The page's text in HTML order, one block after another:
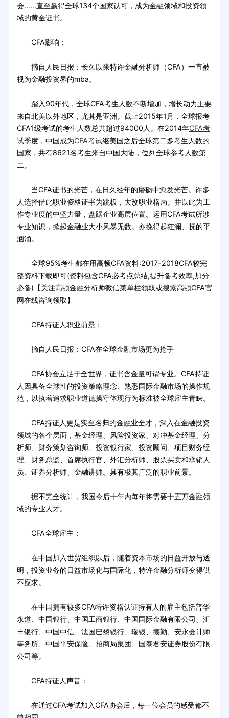
会……直至赢得全球134个国家认可，成为金融领域和投资领
域的黄金证书。
CFA影响：
摘自人民日报：长久以来特许金融分析师（CFA）一直被
视为金融投资界的mba。
踏入90年代，全球CFA考生人数不断增加，增长动力主要
来自北美以外地区，尤其是亚洲。截止2015年1月，全球报考
CFA1级考试的考生人数总共超过94000人。在2014年CFA考
试季度，中国成为CFA考试继美国之后全球第二多考生人数的
国家，共有8621名考生来自中国大陆，位列全球参考人数第
二。
当CFA证书的光芒，在日久经年的磨砺中愈发光芒。许多
人选择借此职业资格证书为跳板，大改职业格局。并以此为工
作专业度的中坚力量，盘踞企业高层位置。运用CFA考试所涉
专业知识，掀起金融业大小风暴无数。亦挽得起狂澜、抚的平
汹涌。
全球95%考生都在用高顿CFA资料:2017-2018CFA较完
整资料下载即可(资料包含CFA必考点总结,提升备考效率,加分
必备)【关注高顿金融分析师微信菜单栏领取或搜索高顿CFA官
网在线咨询领取】
CFA持证人职业前景：
摘自人民日报：CFA在全球金融市场更为抢手
CFA协会立足于全世界，证书含金量可谓专业。CFA持证
人因具备全球性的投资策略理念、熟悉国际金融市场的操作规
范，以执着追求职业道德操守体现行为标准被全球雇主青睐。
CFA持证人更是实至名归的金融业全才，深入在金融投资
领域的各个层面，基金经理、风险投资家、对冲基金经理、分
析师、财务策划咨询师、投资银行家、投资顾问、项目财务经
理、财务总监、首席执行官、外汇分析师、股票买卖和承销人
员、证券分析师、金融讲师。具有极其广泛的职业前景。
据不完全统计，我国今后十年内每年将需要十五万金融领
域的专业人才。
CFA全球雇主：
在中国加入世贸组织以后，随着资本市场的日益开放与透
明，投资业务的日益市场化与国际化，特许金融分析师变得供
不应求。
在中国拥有较多CFA特许资格认证持有人的雇主包括普华
永道、中国银行、中国工商银行、中国国际金融有限公司、汇
丰银行、中国中信、法国巴黎银行、瑞银、德勤、安永会计师
事务所、中国平安保险、招商局集团、国泰君安证券股份有限
公司等。
CFA持证人声音：
在通过CFA考试加入CFA协会后，每一位会员的感受都不